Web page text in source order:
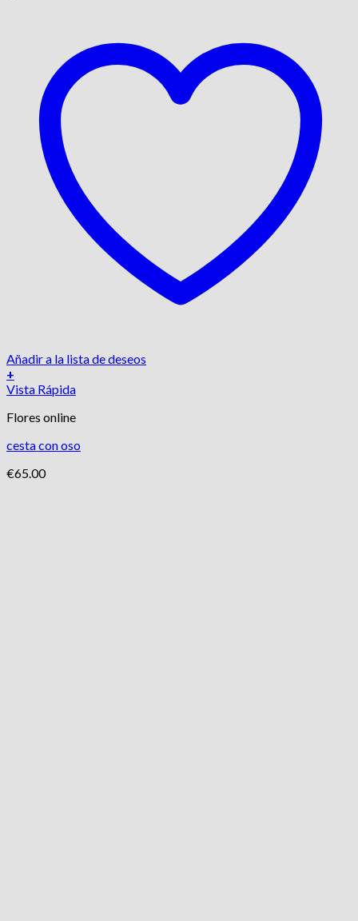
Añadir a la lista de deseos
+
Vista Rápida
Flores online
cesta con oso
€65.00